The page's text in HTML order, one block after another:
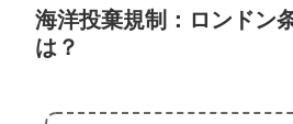
海洋投棄規制：ロンドン
は？